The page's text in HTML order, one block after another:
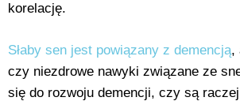
korelację.
Słaby sen jest powiązany z demencją,
czy niezdrowe nawyki związane ze
się do rozwoju demencji, czy są